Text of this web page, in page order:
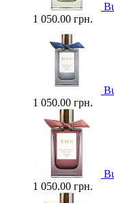
1 050.00 грн.
1 050.00 грн.
1 050.00 грн.